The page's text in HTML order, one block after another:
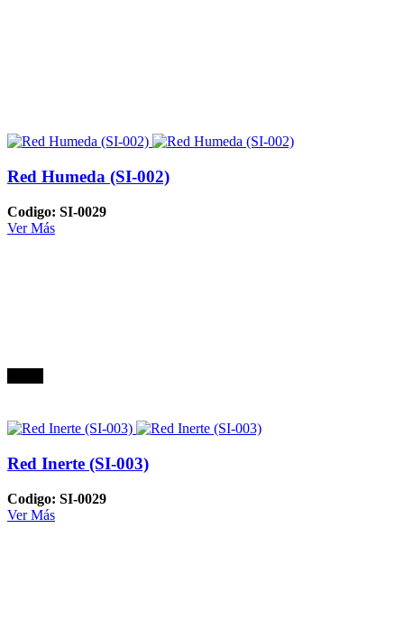
Red Humeda (SI-002)
Codigo: SI-0029
Ver Más
Red Inerte (SI-003)
Codigo: SI-0029
Ver Más